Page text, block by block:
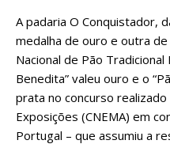
A padaria O Conquistador,
medalha de ouro e outra de
Nacional de Pão
Benedita” valeu ouro e o
prata no concurso
Exposições (CNEMA) em
Portugal – que assumiu a